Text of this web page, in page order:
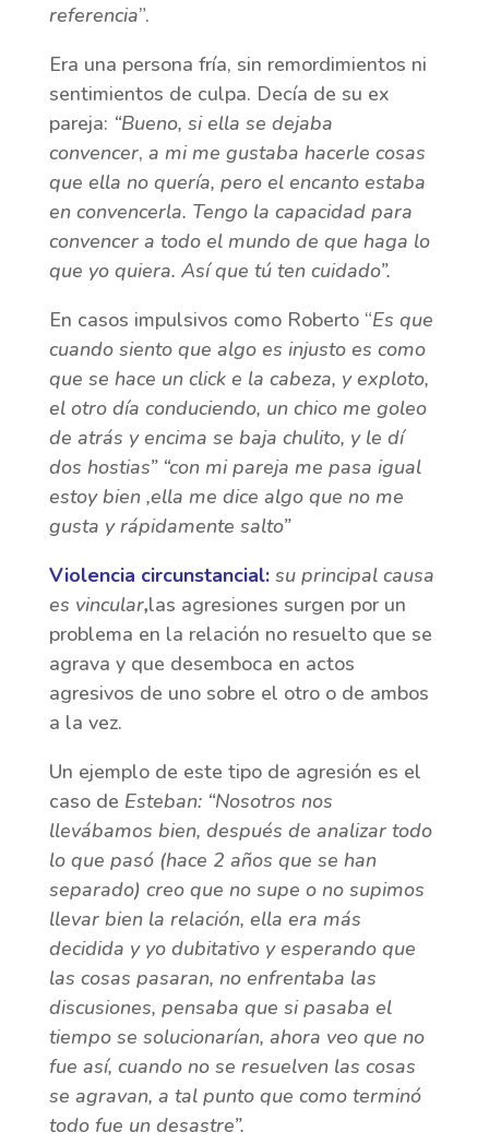
referencia”.
Era una persona fría, sin remordimientos ni
sentimientos de culpa. Decía de su ex
pareja: “Bueno, si ella se dejaba
convencer, a mi me gustaba hacerle cosas
que ella no quería, pero el encanto estaba
en convencerla. Tengo la capacidad para
convencer a todo el mundo de que haga lo
que yo quiera. Así que tú ten cuidado”.
En casos impulsivos como Roberto “Es que
cuando siento que algo es injusto es como
que se hace un click e la cabeza, y exploto,
el otro día conduciendo, un chico me goleo
de atrás y encima se baja chulito, y le dí
dos hostias” “con mi pareja me pasa igual
estoy bien ,ella me dice algo que no me
gusta y rápidamente salto”
Violencia circunstancial: su principal causa
es vincular,las agresiones surgen por un
problema en la relación no resuelto que se
agrava y que desemboca en actos
agresivos de uno sobre el otro o de ambos
a la vez.
Un ejemplo de este tipo de agresión es el
caso de Esteban: “Nosotros nos
llevábamos bien, después de analizar todo
lo que pasó (hace 2 años que se han
separado) creo que no supe o no supimos
llevar bien la relación, ella era más
decidida y yo dubitativo y esperando que
las cosas pasaran, no enfrentaba las
discusiones, pensaba que si pasaba el
tiempo se solucionarían, ahora veo que no
fue así, cuando no se resuelven las cosas
se agravan, a tal punto que como terminó
todo fue un desastre”.